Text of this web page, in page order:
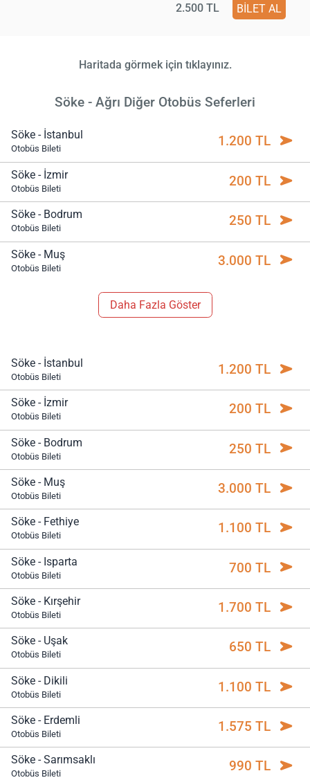
2.500 TL BİLET AL
Haritada görmek için tıklayınız.
Söke - Ağrı Diğer Otobüs Seferleri
Söke - İstanbul
Otobüs Bileti 1.200 TL
Söke - İzmir
Otobüs Bileti 200 TL
Söke - Bodrum
Otobüs Bileti 250 TL
Söke - Muş
Otobüs Bileti 3.000 TL
Daha Fazla Göster
Söke - İstanbul
Otobüs Bileti 1.200 TL
Söke - İzmir
Otobüs Bileti 200 TL
Söke - Bodrum
Otobüs Bileti 250 TL
Söke - Muş
Otobüs Bileti 3.000 TL
Söke - Fethiye
Otobüs Bileti 1.100 TL
Söke - Isparta
Otobüs Bileti 700 TL
Söke - Kırşehir
Otobüs Bileti 1.700 TL
Söke - Uşak
Otobüs Bileti 650 TL
Söke - Dikili
Otobüs Bileti 1.100 TL
Söke - Erdemli
Otobüs Bileti 1.575 TL
Söke - Sarımsaklı
Otobüs Bileti 990 TL